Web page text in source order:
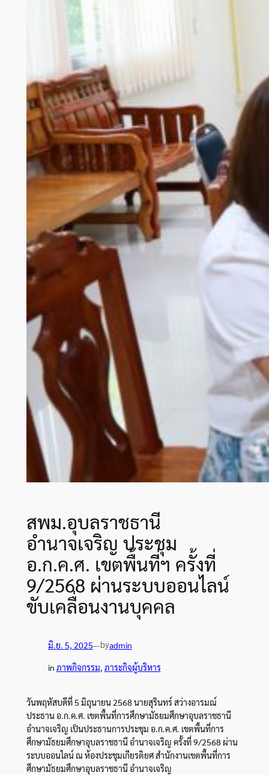
สพม.อุบลราชธานี
อำนาจเจริญ ประชุม
อ.ก.ค.ศ. เขตพื้นที่ฯ ครั้งที่
9/2568 ผ่านระบบออนไลน์
ขับเคลื่อนงานบุคคล
มิ.ย. 5, 2025—byadmin
in ภาพกิจกรรม ภาระกิจผู้บริหาร
วันพฤหัสบดีที่ 5 มิถุนายน 2568 นายสุรินทร์ สว่างอารมณ์
ประธาน อ.ก.ค.ศ. เขตพื้นที่การศึกษามัธยมศึกษาอุบลราชธานี
อำนาจเจริญ เป็นประธานการประชุม อ.ก.ค.ศ. เขตพื้นที่การ
ศึกษามัธยมศึกษาอุบลราชธานี อำนาจเจริญ ครั้งที่ 9/2568 ผ่าน
ระบบออนไลน์ ณ ห้องประชุมเกียรติยศ สำนักงานเขตพื้นที่การ
ศึกษามัธยมศึกษาอุบลราชธานี อำนาจเจริญ